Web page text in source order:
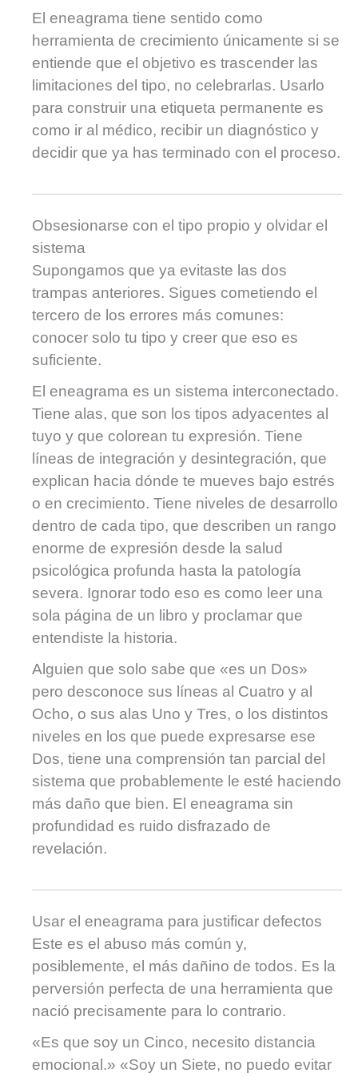
El eneagrama tiene sentido como
herramienta de crecimiento únicamente si se
entiende que el objetivo es trascender las
limitaciones del tipo, no celebrarlas. Usarlo
para construir una etiqueta permanente es
como ir al médico, recibir un diagnóstico y
decidir que ya has terminado con el proceso.
Obsesionarse con el tipo propio y olvidar el
sistema
Supongamos que ya evitaste las dos
trampas anteriores. Sigues cometiendo el
tercero de los errores más comunes:
conocer solo tu tipo y creer que eso es
suficiente.
El eneagrama es un sistema interconectado.
Tiene alas, que son los tipos adyacentes al
tuyo y que colorean tu expresión. Tiene
líneas de integración y desintegración, que
explican hacia dónde te mueves bajo estrés
o en crecimiento. Tiene niveles de desarrollo
dentro de cada tipo, que describen un rango
enorme de expresión desde la salud
psicológica profunda hasta la patología
severa. Ignorar todo eso es como leer una
sola página de un libro y proclamar que
entendiste la historia.
Alguien que solo sabe que «es un Dos»
pero desconoce sus líneas al Cuatro y al
Ocho, o sus alas Uno y Tres, o los distintos
niveles en los que puede expresarse ese
Dos, tiene una comprensión tan parcial del
sistema que probablemente le esté haciendo
más daño que bien. El eneagrama sin
profundidad es ruido disfrazado de
revelación.
Usar el eneagrama para justificar defectos
Este es el abuso más común y,
posiblemente, el más dañino de todos. Es la
perversión perfecta de una herramienta que
nació precisamente para lo contrario.
«Es que soy un Cinco, necesito distancia
emocional.» «Soy un Siete, no puedo evitar